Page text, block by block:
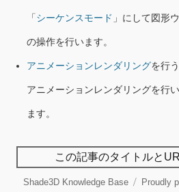
「シーケンスモード 」にして図形
の操作を行います。
アニメーションレンダリングを行う
アニメーションレンダリングを行
ます。
この記事のタイトルと
Shade3D Knowledge Base Proudly